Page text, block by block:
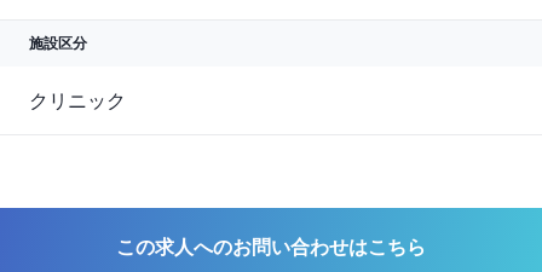
施設区分
クリニック
この求人へのお問い合わせはこちら